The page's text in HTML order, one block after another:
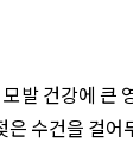
발 건강에
수건을 걸